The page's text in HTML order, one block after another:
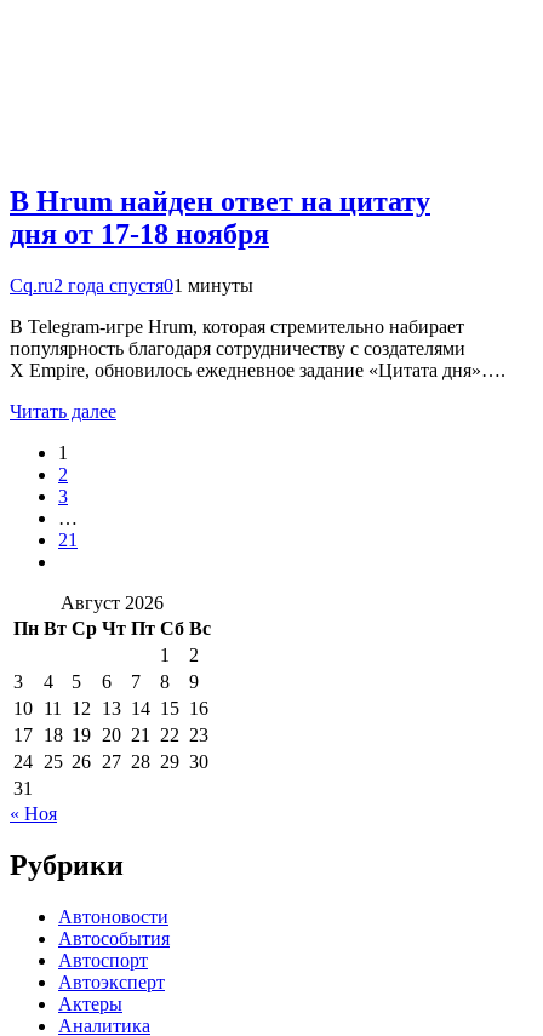
В Hrum найден ответ на цитату
дня от 17-18 ноября
Cq.ru2 года спустя01 минуты
В Telegram-игре Hrum, которая стремительно набирает
популярность благодаря сотрудничеству с создателями
X Empire, обновилось ежедневное задание «Цитата дня»….
Читать далее
1
2
3
…
21
Август 2026
Пн Вт Ср Чт Пт Сб Вс
1
2
3
4 5 6 7 8
9
10 11 12 13 14 15 16
17 18 19 20 21 22 23
24 25 26 27 28 29 30
31
« Ноя
Рубрики
Автоновости
Автособытия
Автоспорт
Автоэксперт
Актеры
Аналитика